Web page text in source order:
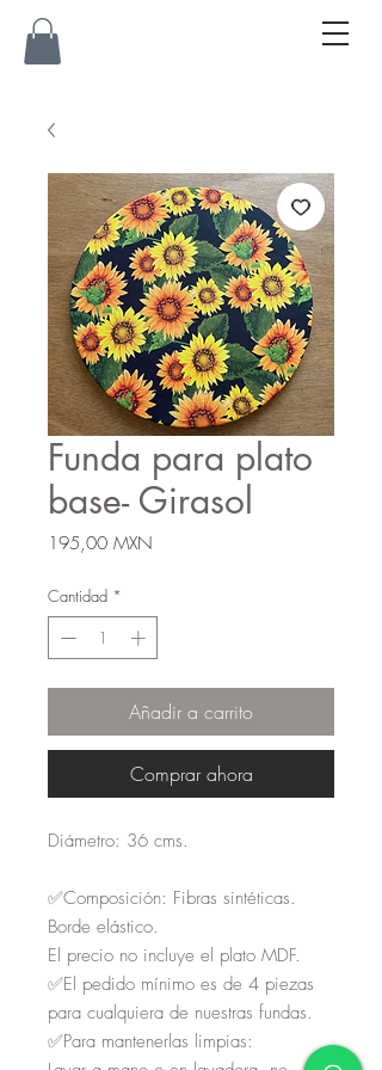
Funda para plato
base- Girasol
195,00 MXN
Cantidad *
Añadir a carrito
Comprar ahora
Diámetro: 36 cms.
✅Composición: Fibras sintéticas.
Borde elástico.
El precio no incluye el plato MDF.
✅El pedido mínimo es de 4 piezas
para cualquiera de nuestras fundas.
✅Para mantenerlas limpias: